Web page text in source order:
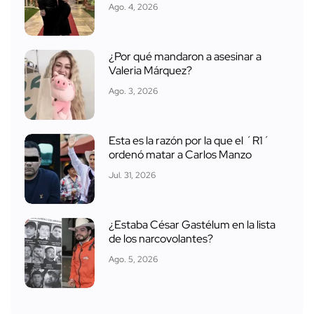
Ago. 4, 2026
¿Por qué mandaron a asesinar a
Valeria Márquez?
Ago. 3, 2026
Esta es la razón por la que el ´R1´
ordenó matar a Carlos Manzo
Jul. 31, 2026
¿Estaba César Gastélum en la lista
de los narcovolantes?
Ago. 5, 2026